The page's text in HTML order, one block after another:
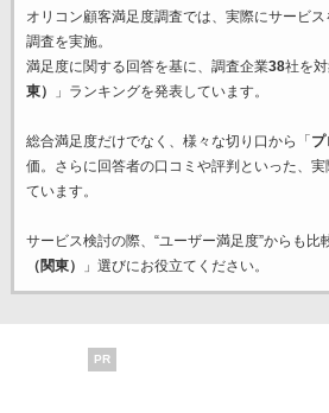
オリコン顧客満足度調査では、実際にサービス
調査を実施。
満足度に関する回答を基に、調査企業38社を
東）
」ランキングを発表しています。
総合満足度だけでなく、様々な切り口から「 プ
価。さらに回答者の口コミや評判といった、
ています。
サービス検討の際、“ユーザー満足度”からも比
（関東）
」選びにお役立てください。
PR